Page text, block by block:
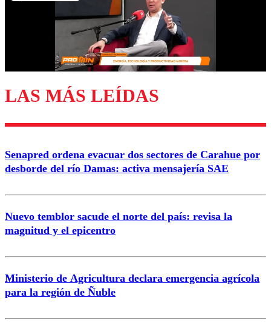
Enviar comentario
LAS MÁS LEÍDAS
Senapred ordena evacuar dos sectores de Carahue por
desborde del río Damas: activa mensajería SAE
Nuevo temblor sacude el norte del país: revisa la
magnitud y el epicentro
Ministerio de Agricultura declara emergencia agrícola
para la región de Ñuble